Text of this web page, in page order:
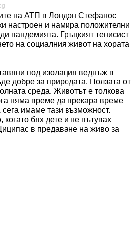
на АТП в Лондон Стефанос
настроен и намира положителни
пандемията. Гръцкият тенисист
на социалния живот на хората
под изолация веднъж в
добре за природата. Ползата от
среда. Животът е толкова
няма време да прекара време
имаме тази възможност.
бях дете и не пътувах
в предаване на живо за